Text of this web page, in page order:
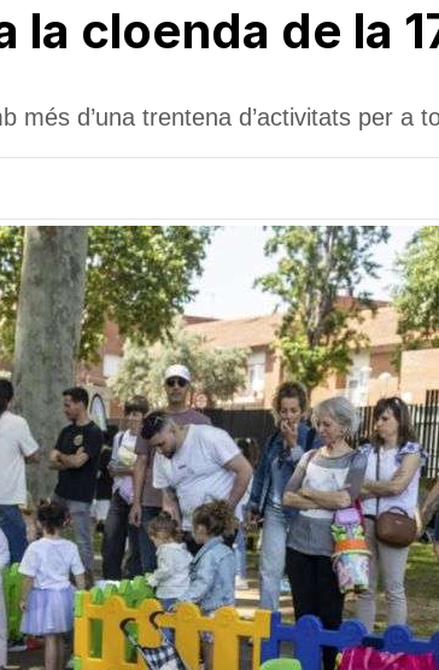
cloenda de la
d’una trentena d’activitats per a